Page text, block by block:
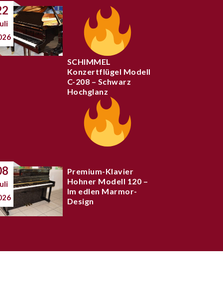
SCHIMMEL
Konzertflügel Modell
C-208 – Schwarz
Hochglanz
Premium-Klavier
Hohner Modell 120 –
Im edlen Marmor-
Design